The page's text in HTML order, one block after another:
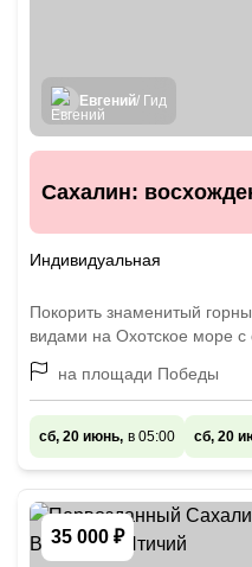
Евгений/ Гид
Сахалин:
Индивидуальная
Покорить знаменитый
видами на Охотское море
на площади Победы
сб, 20 июнь, в 05:00 сб, 20
35 000 ₽